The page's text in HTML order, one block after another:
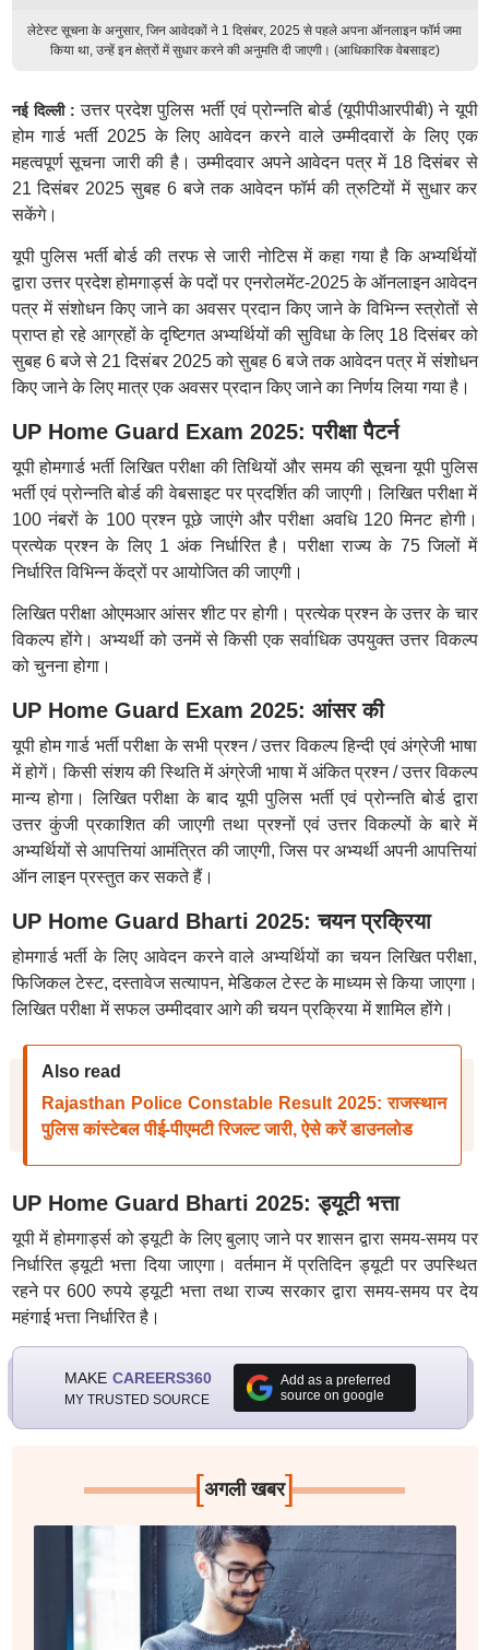
लेटेस्ट सूचना के अनुसार, जिन आवेदकों ने 1 दिसंबर, 2025 से पहले अपना ऑनलाइन फॉर्म जमा
किया था, उन्हें इन क्षेत्रों में सुधार करने की अनुमति दी जाएगी। (आधिकारिक वेबसाइट)
नई दिल्ली : उत्तर प्रदेश पुलिस भर्ती एवं प्रोन्नति बोर्ड (यूपीपीआरपीबी) ने यूपी
होम गार्ड भर्ती 2025 के लिए आवेदन करने वाले उम्मीदवारों के लिए एक
महत्वपूर्ण सूचना जारी की है। उम्मीदवार अपने आवेदन पत्र में 18 दिसंबर से
21 दिसंबर 2025 सुबह 6 बजे तक आवेदन फॉर्म की त्रुटियों में सुधार कर
सकेंगे।
यूपी पुलिस भर्ती बोर्ड की तरफ से जारी नोटिस में कहा गया है कि अभ्यर्थियों
द्वारा उत्तर प्रदेश होमगार्ड्स के पदों पर एनरोलमेंट-2025 के ऑनलाइन आवेदन
पत्र में संशोधन किए जाने का अवसर प्रदान किए जाने के विभिन्न स्त्रोतों से
प्राप्त हो रहे आग्रहों के दृष्टिगत अभ्यर्थियों की सुविधा के लिए 18 दिसंबर को
सुबह 6 बजे से 21 दिसंबर 2025 को सुबह 6 बजे तक आवेदन पत्र में संशोधन
किए जाने के लिए मात्र एक अवसर प्रदान किए जाने का निर्णय लिया गया है।
UP Home Guard Exam 2025: परीक्षा पैटर्न
यूपी होमगार्ड भर्ती लिखित परीक्षा की तिथियों और समय की सूचना यूपी पुलिस
भर्ती एवं प्रोन्नति बोर्ड की वेबसाइट पर प्रदर्शित की जाएगी। लिखित परीक्षा में
100 नंबरों के 100 प्रश्न पूछे जाएंगे और परीक्षा अवधि 120 मिनट होगी।
प्रत्येक प्रश्न के लिए 1 अंक निर्धारित है। परीक्षा राज्य के 75 जिलों में
निर्धारित विभिन्न केंद्रों पर आयोजित की जाएगी।
लिखित परीक्षा ओएमआर आंसर शीट पर होगी। प्रत्येक प्रश्न के उत्तर के चार
विकल्प होंगे। अभ्यर्थी को उनमें से किसी एक सर्वाधिक उपयुक्त उत्तर विकल्प
को चुनना होगा।
UP Home Guard Exam 2025: आंसर की
यूपी होम गार्ड भर्ती परीक्षा के सभी प्रश्न / उत्तर विकल्प हिन्दी एवं अंग्रेजी भाषा
में होगें। किसी संशय की स्थिति में अंग्रेजी भाषा में अंकित प्रश्न / उत्तर विकल्प
मान्य होगा। लिखित परीक्षा के बाद यूपी पुलिस भर्ती एवं प्रोन्नति बोर्ड द्वारा
उत्तर कुंजी प्रकाशित की जाएगी तथा प्रश्नों एवं उत्तर विकल्पों के बारे में
अभ्यर्थियों से आपत्तियां आमंत्रित की जाएगी, जिस पर अभ्यर्थी अपनी आपत्तियां
ऑन लाइन प्रस्तुत कर सकते हैं।
UP Home Guard Bharti 2025: चयन प्रक्रिया
होमगार्ड भर्ती के लिए आवेदन करने वाले अभ्यर्थियों का चयन लिखित परीक्षा,
फिजिकल टेस्ट, दस्तावेज सत्यापन, मेडिकल टेस्ट के माध्यम से किया जाएगा।
लिखित परीक्षा में सफल उम्मीदवार आगे की चयन प्रक्रिया में शामिल होंगे।
Also read
Rajasthan Police Constable Result 2025: राजस्थान
पुलिस कांस्टेबल पीई-पीएमटी रिजल्ट जारी, ऐसे करें डाउनलोड
UP Home Guard Bharti 2025: ड्यूटी भत्ता
यूपी में होमगार्ड्स को ड्यूटी के लिए बुलाए जाने पर शासन द्वारा समय-समय पर
निर्धारित ड्यूटी भत्ता दिया जाएगा। वर्तमान में प्रतिदिन ड्यूटी पर उपस्थित
रहने पर 600 रुपये ड्यूटी भत्ता तथा राज्य सरकार द्वारा समय-समय पर देय
महंगाई भत्ता निर्धारित है।
MAKE CAREERS360
MY TRUSTED SOURCE
Add as a preferred
source on google
[अगली खबर]